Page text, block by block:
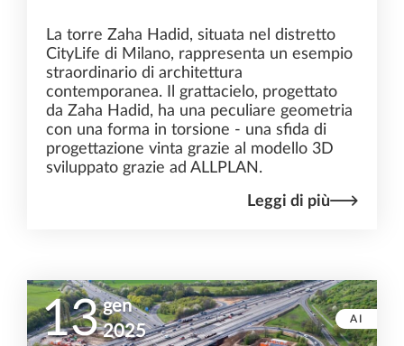
La torre Zaha Hadid, situata nel distretto
CityLife di Milano, rappresenta un esempio
straordinario di architettura
contemporanea. Il grattacielo, progettato
da Zaha Hadid, ha una peculiare geometria
con una forma in torsione - una sfida di
progettazione vinta grazie al modello 3D
sviluppato grazie ad ALLPLAN.
Leggi di più
13 gen
2025
AI